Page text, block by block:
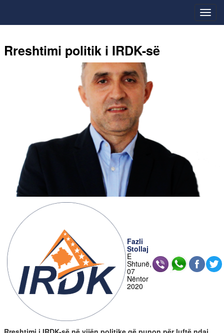
Rreshtimi politik i IRDK-së
Fazli
Stollaj
E
Shtunë,
07
Nëntor
2020